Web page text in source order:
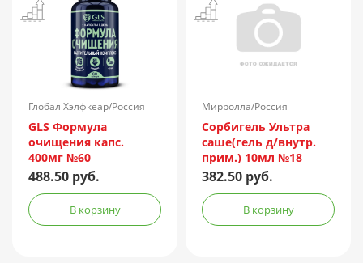
Глобал Хэлфкеар/Россия
GLS Формула
очищения капс.
400мг №60
488.50 руб.
В корзину
Мирролла/Россия
Сорбигель Ультра
саше(гель д/внутр.
прим.) 10мл №18
382.50 руб.
В корзину